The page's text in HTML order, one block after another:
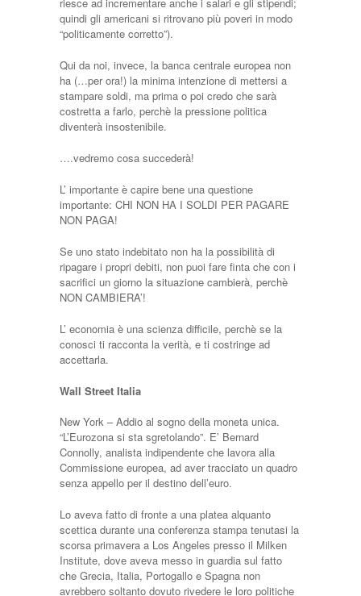
quindi gli americani si ritrovano più poveri in modo
“politicamente corretto”).
Qui da noi, invece, la banca centrale europea non
ha (…per ora!) la minima intenzione di mettersi a
stampare soldi, ma prima o poi credo che sarà
costretta a farlo, perchè la pressione politica
diventerà insostenibile.
….vedremo cosa succederà!
L’ importante è capire bene una questione
importante: CHI NON HA I SOLDI PER PAGARE
NON PAGA!
Se uno stato indebitato non ha la possibilità di
ripagare i propri debiti, non puoi fare finta che con i
sacrifici un giorno la situazione cambierà, perchè
NON CAMBIERA’!
L’ economia è una scienza difficile, perchè se la
conosci ti racconta la verità, e ti costringe ad
accettarla.
Wall Street Italia
New York – Addio al sogno della moneta unica.
“L’Eurozona si sta sgretolando”. E’ Bernard
Connolly, analista indipendente che lavora alla
Commissione europea, ad aver tracciato un quadro
senza appello per il destino dell’euro.
Lo aveva fatto di fronte a una platea alquanto
scettica durante una conferenza stampa tenutasi la
scorsa primavera a Los Angeles presso il Milken
Institute, dove aveva messo in guardia sul fatto
che Grecia, Italia, Portogallo e Spagna non
avrebbero soltanto dovuto rivedere le loro politiche